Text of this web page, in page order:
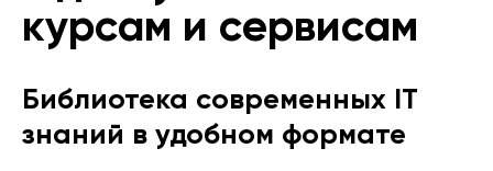
курсам и сервисам
Библиотека современных IT
знаний в удобном формате